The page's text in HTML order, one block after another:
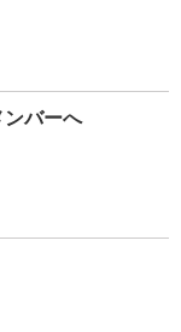
ンバーへ